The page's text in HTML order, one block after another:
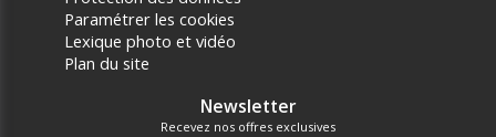
Paramétrer les cookies
Lexique photo et vidéo
Plan du site
Newsletter
Recevez nos offres exclusives